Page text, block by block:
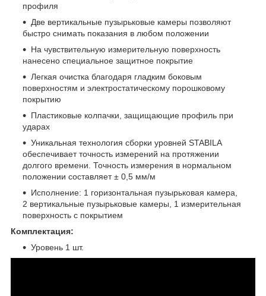
профиля
Две вертикальные пузырьковые камеры позволяют
быстро снимать показания в любом положении
На чувствительную измерительную поверхность
нанесено специальное защитное покрытие
Легкая очистка благодаря гладким боковым
поверхностям и электростатическому порошковому
покрытию
Пластиковые колпачки, защищающие профиль при
ударах
Уникальная технология сборки уровней STABILA
обеспечивает точность измерений на протяжении
долгого времени. Точность измерения в нормальном
положении составляет ± 0,5 мм/м
Исполнение: 1 горизонтальная пузырьковая камера,
2 вертикальные пузырьковые камеры, 1 измерительная
поверхность с покрытием
Комплектация:
Уровень 1 шт.